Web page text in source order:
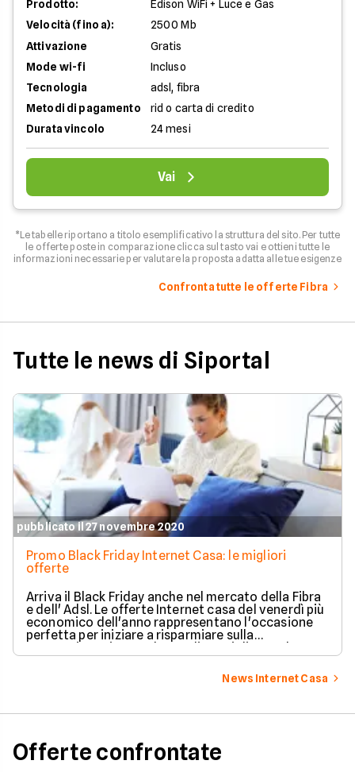
Prodotto:
Edison WiFi + Luce e Gas
Velocità (fino a):
2500 Mb
Attivazione
Gratis
Mode wi-fi
Incluso
Tecnologia
adsl, fibra
Metodi di pagamento
rid o carta di credito
Durata vincolo
24 mesi
Vai
*Le tabelle riportano a titolo esemplificativo la struttura del sito. Per tutte
le offerte poste in comparazione clicca sul tasto vai e ottieni tutte le
informazioni necessarie per valutare la proposta adatta alle tue esigenze
Confronta tutte le offerte Fibra
Tutte le news di Siportal
pubblicato il 27 novembre 2020
Promo Black Friday Internet Casa: le migliori
offerte
Arriva il Black Friday anche nel mercato della Fibra
e dell' Adsl. Le offerte Internet casa del venerdì più
economico dell'anno rappresentano l'occasione
perfetta per iniziare a risparmiare sulla
connessione ricevendo regali speciali. Ecco le
migliori offerte Internet Casa del Black Friday
News Internet Casa
Offerte confrontate